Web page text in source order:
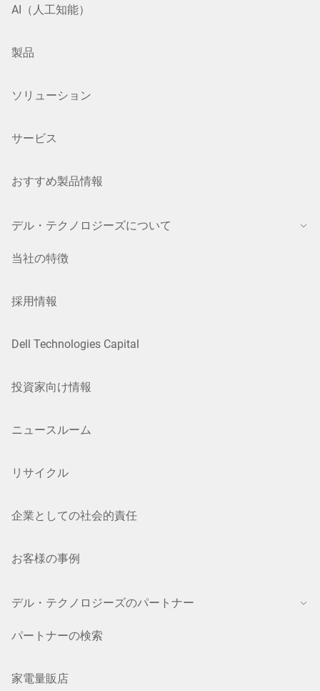
AI（人工知能）
製品
ソリューション
サービス
おすすめ製品情報
デル・テクノロジーズについて
当社の特徴
採用情報
Dell Technologies Capital
投資家向け情報
ニュースルーム
リサイクル
企業としての社会的責任
お客様の事例
デル・テクノロジーズのパートナー
パートナーの検索
家電量販店